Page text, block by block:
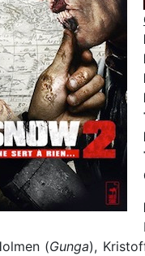
(Gunga),